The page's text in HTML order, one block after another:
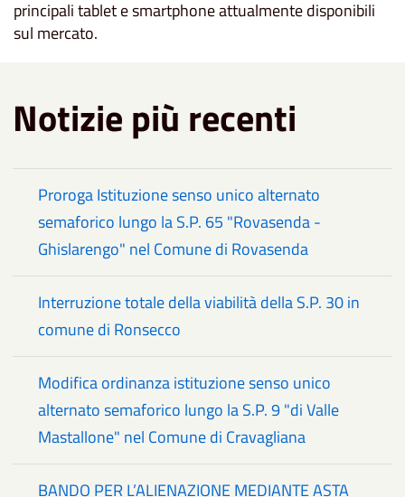
principali tablet e smartphone attualmente disponibili
sul mercato.
Notizie più recenti
Proroga Istituzione senso unico alternato
semaforico lungo la S.P. 65 "Rovasenda -
Ghislarengo" nel Comune di Rovasenda
Interruzione totale della viabilità della S.P. 30 in
comune di Ronsecco
Modifica ordinanza istituzione senso unico
alternato semaforico lungo la S.P. 9 "di Valle
Mastallone" nel Comune di Cravagliana
BANDO PER L’ALIENAZIONE MEDIANTE ASTA